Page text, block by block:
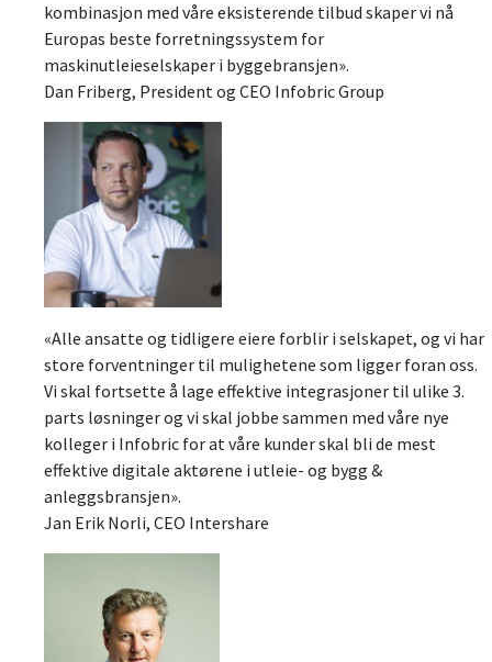
kombinasjon med våre eksisterende tilbud skaper vi nå
Europas beste forretningssystem for
maskinutleieselskaper i byggebransjen».
Dan Friberg, President og CEO Infobric Group
«Alle ansatte og tidligere eiere forblir i selskapet, og vi har
store forventninger til mulighetene som ligger foran oss.
Vi skal fortsette å lage effektive integrasjoner til ulike 3.
parts løsninger og vi skal jobbe sammen med våre nye
kolleger i Infobric for at våre kunder skal bli de mest
effektive digitale aktørene i utleie- og bygg &
anleggsbransjen».
Jan Erik Norli, CEO Intershare